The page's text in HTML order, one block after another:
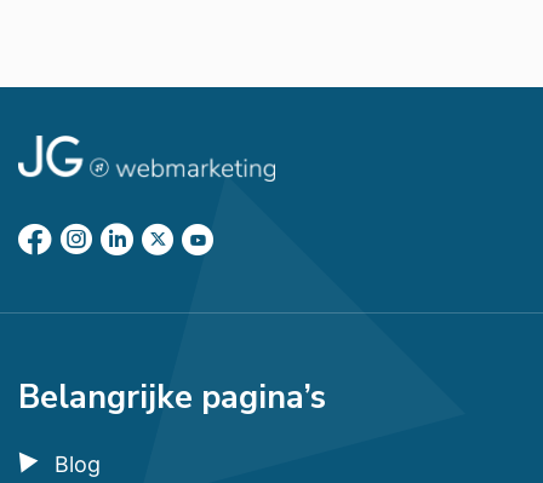
Belangrijke pagina’s
Blog